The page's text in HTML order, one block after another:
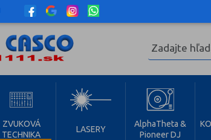
ZVUKOVÁ
TECHNIKA
LASERY
AlphaTheta &
Pioneer DJ